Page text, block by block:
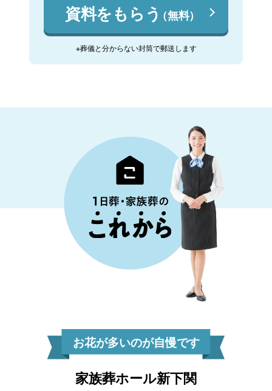
資料をもらう（無料）
※葬儀と分からない封筒で郵送します
お花が多いのが自慢です
家族葬ホール新下関